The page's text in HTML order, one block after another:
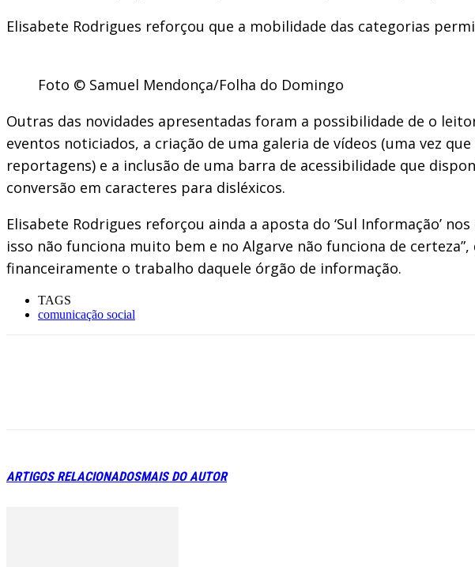
Elisabete Rodrigues reforçou que a mobilidade das categorias
Foto © Samuel Mendonça/Folha do Domingo
Outras das novidades apresentadas foram a possibilidade de o
eventos noticiados, a criação de uma galeria de vídeos (uma vez
reportagens) e a inclusão de uma barra de acessibilidade que
conversão em caracteres para disléxicos.
Elisabete Rodrigues reforçou ainda a aposta do ‘Sul Informação’
isso não funciona muito bem e no Algarve não funciona de
financeiramente o trabalho daquele órgão de informação.
TAGS
comunicação social
ARTIGOS RELACIONADOSMAIS DO AUTOR